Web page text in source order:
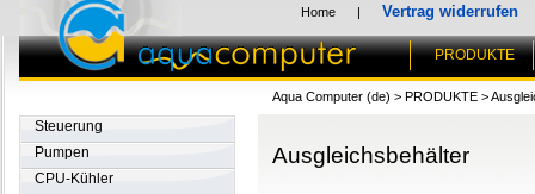
Home | Vertrag widerrufen
PRODUKTE
Steuerung
Pumpen
CPU-Kühler
Aqua Computer (de) > PRODUKTE >
Ausgleichsbehälter